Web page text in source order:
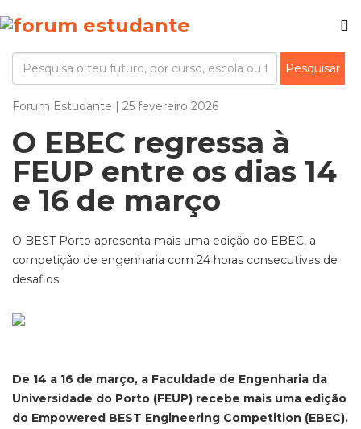
Forum Estudante | 25 fevereiro 2026
O EBEC regressa à
FEUP entre os dias 14
e 16 de março
O BEST Porto apresenta mais uma edição do EBEC, a
competição de engenharia com 24 horas consecutivas de
desafios.
De 14 a 16 de março, a Faculdade de Engenharia da
Universidade do Porto (FEUP) recebe mais uma edição
do Empowered BEST Engineering Competition (EBEC).